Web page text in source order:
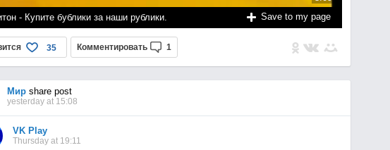
- Купите бублики за наши рублики. Save to my page
35 Комментировать 1
Мирshare post
yesterday at 15:08
VK Play
Thursday at 19:11